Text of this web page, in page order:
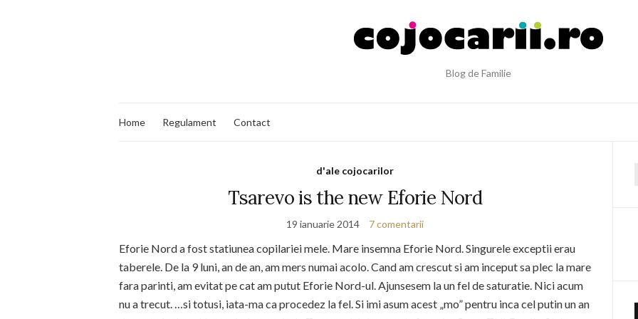
Blog de Familie
Home Regulament Contact
d'ale cojocarilor
Tsarevo is the new Eforie Nord
19 ianuarie 2014 7 comentarii
Eforie Nord a fost statiunea copilariei mele. Mare insemna Eforie Nord. Singurele exceptii erau
taberele. De la 9 luni, an de an, am mers numai acolo. Cand am crescut si am inceput sa plec la mare
fara parinti, am evitat pe cat am putut Eforie Nord-ul. Ajunsesem la un fel de saturatie. Nici acum
nu a trecut. …si totusi, iata-ma ca procedez la fel. Si imi asum acest „mo” pentru inca cel putin un an